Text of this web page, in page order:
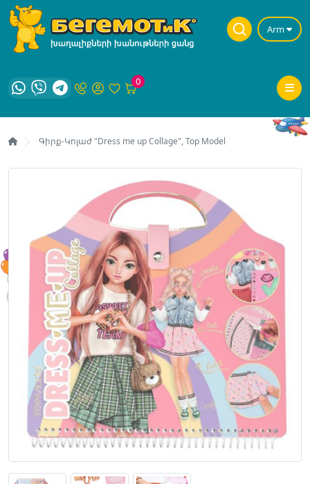
Arm
0
Գիրք-Կոլաժ "Dress me up Collage", Top Model